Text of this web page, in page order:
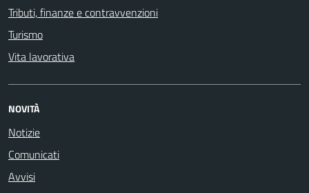
Tributi, finanze e contravvenzioni
Turismo
Vita lavorativa
NOVITÀ
Notizie
Comunicati
Avvisi